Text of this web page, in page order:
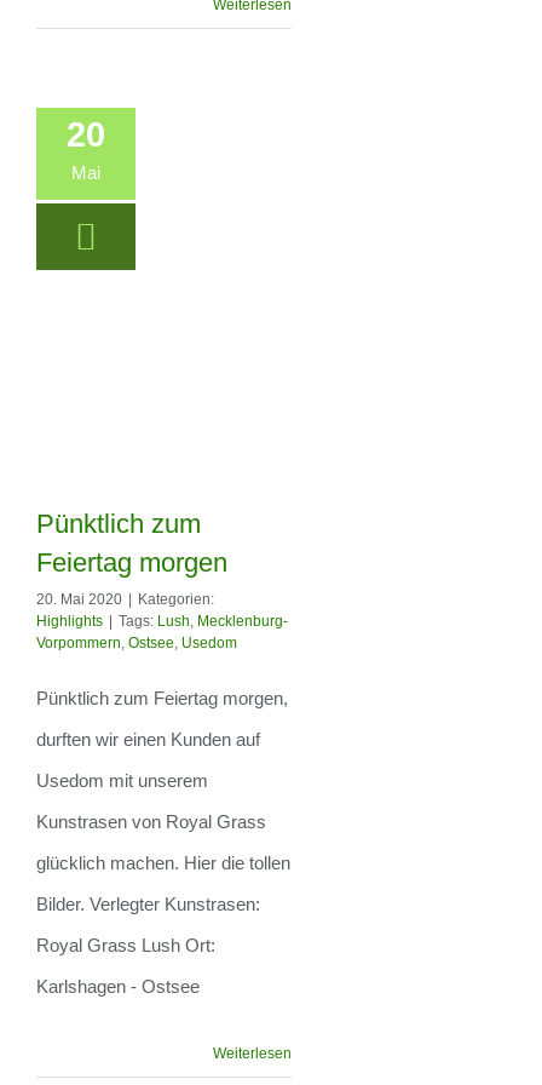
Weiterlesen
20
Mai
Pünktlich zum
Pünktlich zum
Feiertag morgen
20. Mai 2020
Kategorien:
Highlights
Tags: Lush, Mecklenburg-
Vorpommern, Ostsee, Usedom
Pünktlich zum Feiertag morgen,
durften wir einen Kunden auf
Usedom mit unserem
Kunstrasen von Royal Grass
glücklich machen. Hier die tollen
Bilder. Verlegter Kunstrasen:
Royal Grass Lush Ort:
Karlshagen - Ostsee
Weiterlesen